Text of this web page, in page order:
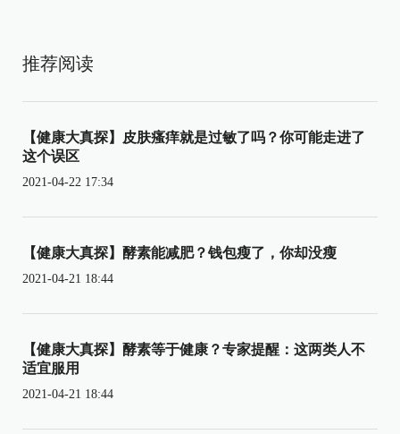
推荐阅读
【健康大真探】皮肤瘙痒就是过敏了吗？你可能走进了
这个误区
2021-04-22 17:34
【健康大真探】酵素能减肥？钱包瘦了，你却没瘦
2021-04-21 18:44
【健康大真探】酵素等于健康？专家提醒：这两类人不
适宜服用
2021-04-21 18:44